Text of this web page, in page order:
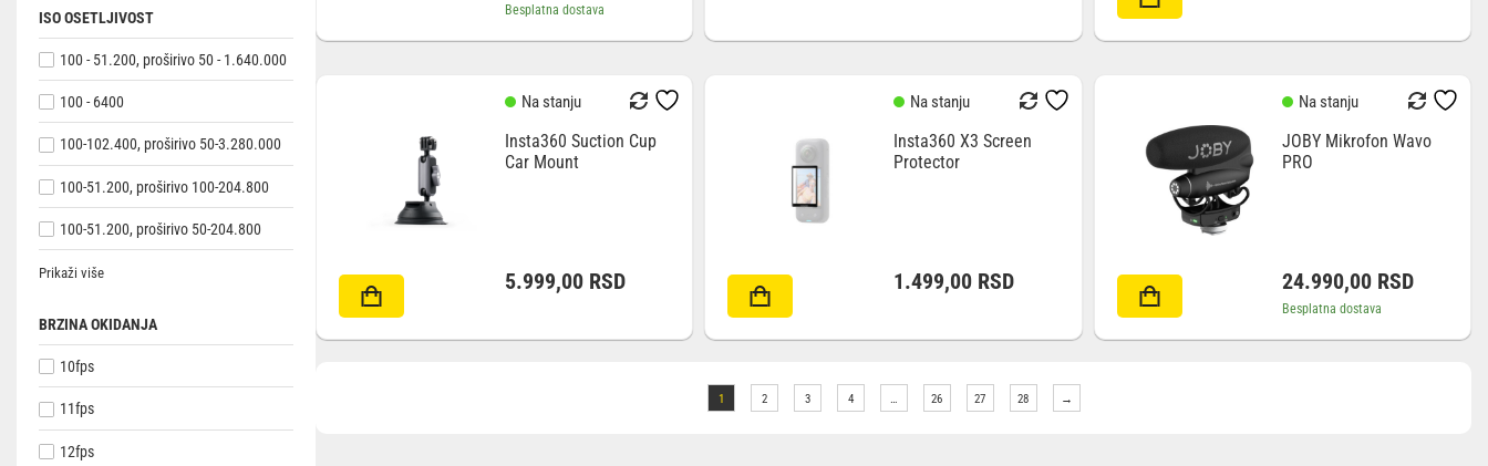
Besplatna dostava
Na stanju
Insta360 Suction Cup
Car Mount
5.999,00 RSD
Na stanju
Insta360 X3 Screen
Protector
1.499,00 RSD
Na stanju
JOBY Mikrofon Wavo
PRO
24.990,00 RSD
Besplatna dostava
1 2 3 4 26 27 28 →
ISO OSETLJIVOST
100 - 51.200, proširivo 50 - 1.640.000
100 - 6400
100-102.400, proširivo 50-3.280.000
100-51.200, proširivo 100-204.800
100-51.200, proširivo 50-204.800
Prikaži više
BRZINA OKIDANJA
10fps
11fps
12fps